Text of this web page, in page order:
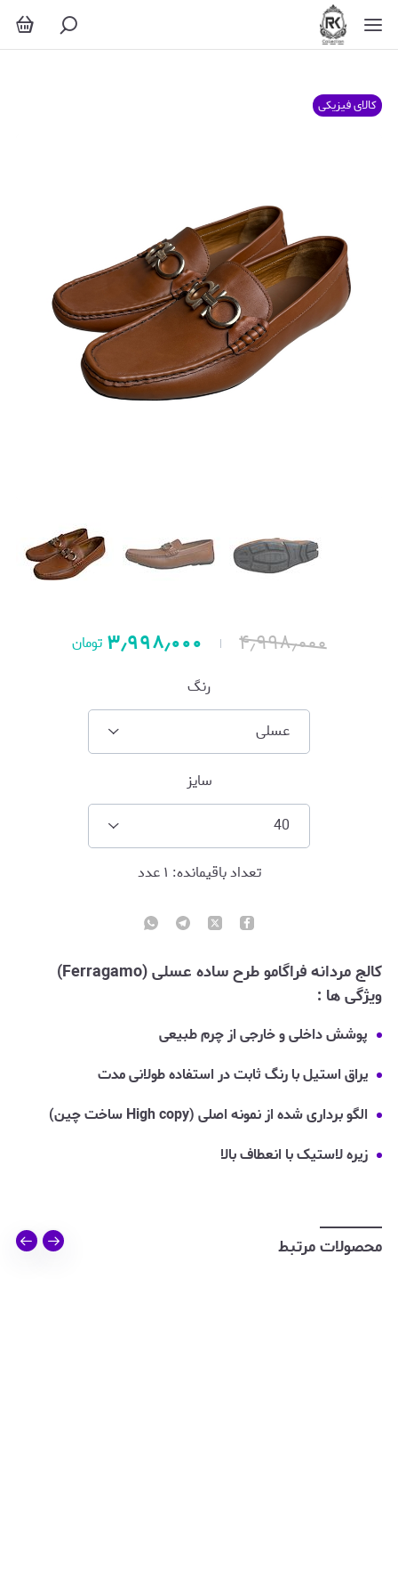
کالای فیزیکی
۴٫۹۹۸٫۰۰۰ ۳٫۹۹۸٫۰۰۰ تومان
رنگ
عسلی
سایز
40
تعداد باقیمانده: ۱عدد
کالج مردانه فراگامو طرح ساده عسلی (Ferragamo)
ویژگی ها :
پوشش داخلی و خارجی از چرم طبیعی
یراق استیل با رنگ ثابت در استفاده طولانی مدت
الگو برداری شده از نمونه اصلی (High copy ساخت چین)
زیره لاستیک با انعطاف بالا
محصولات مرتبط